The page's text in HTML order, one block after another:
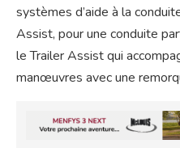
systèmes d’aide à la
Assist, pour une conduite
le Trailer Assist qui
manœuvres avec une